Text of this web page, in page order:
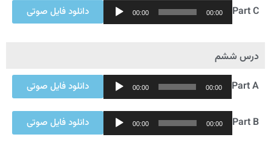
Part C
Audio
Player
00:00 00:00 دانلود فایل صوتی
درس ششم
Part A
Audio
Player
00:00 00:00 دانلود فایل صوتی
Part B
Audio
Player
00:00 00:00 دانلود فایل صوتی